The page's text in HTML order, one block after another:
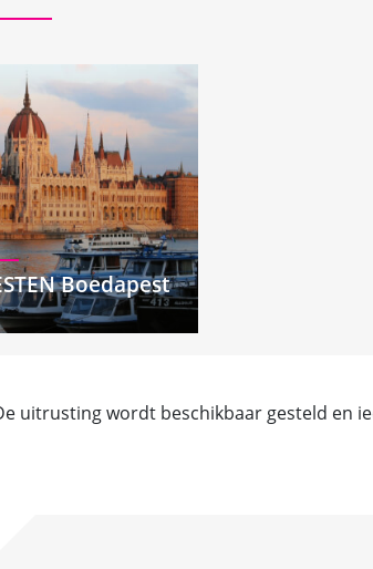
Boedapest
uitrusting wordt beschikbaar gesteld en